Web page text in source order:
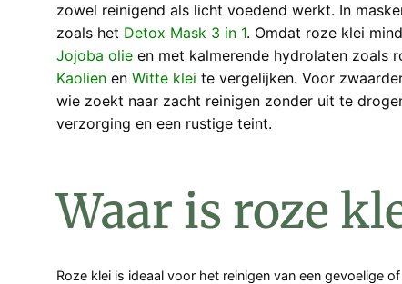
zowel reinigend als licht voedend werkt. In
zoals het Detox Mask 3 in 1. Omdat roze klei
Jojoba olie en met kalmerende hydrolaten zoals
Kaolien en Witte klei te vergelijken. Voor
wie zoekt naar zacht reinigen zonder uit te
verzorging en een rustige teint.
Waar is roze
Roze klei is ideaal voor het reinigen van een gevoelige